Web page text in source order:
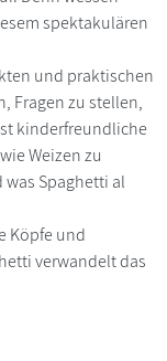
spektakulären
und praktischen
Fragen zu stellen,
kinderfreundliche
Weizen zu
Spaghetti al
Köpfe und
verwandelt das